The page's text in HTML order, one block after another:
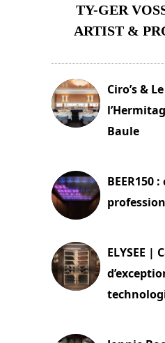
TY-GER
ARTIST &
Ciro’s &
Baule
BEER150
ELYSEE |